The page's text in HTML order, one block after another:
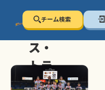
チーム検索
セン
ス・
トラ
スト